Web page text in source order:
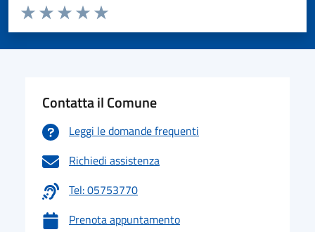
Valuta da 1 a 5 stelle la pagina
Valuta 5 stelle su 5
Valuta 4 stelle su 5
Valuta 3 stelle su 5
Valuta 2 stelle su 5
Valuta 1 stelle su 5
Contatta il Comune
Leggi le domande frequenti
Richiedi assistenza
Tel: 05753770
Prenota appuntamento